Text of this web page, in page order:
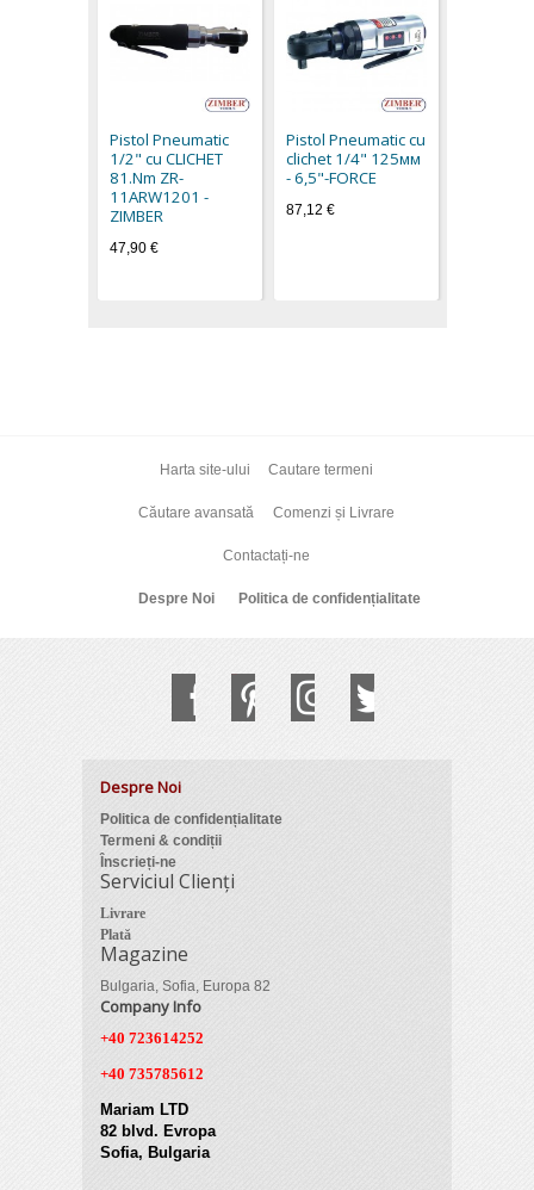
Pistol Pneumatic
1/2" cu CLICHET
81.Nm ZR-
11ARW1201 -
ZIMBER
47,90 €
Pistol Pneumatic cu
clichet 1/4" 125мм
- 6,5"-FORCE
87,12 €
Harta site-ului Cautare termeni
Căutare avansată Comenzi și Livrare
Contactați-ne
Despre Noi Politica de confidențialitate
Despre Noi
Politica de confidențialitate
Termeni & condiții
Înscrieți-ne
Serviciul Clienți
Livrare
Plată
Magazine
Bulgaria, Sofia, Europa 82
Company Info
+40 723614252
+40 735785612
Mariam LTD
82 blvd. Evropa
Sofia, Bulgaria